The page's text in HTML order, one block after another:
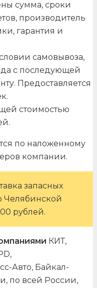
сумма, сроки
производитель
гарантия и
самовывоза,
с последующей
Предоставляется
стоимостью
по наложенному
компании.
запасных
Челябинской
рублей.
КИТ,
Авто, Байкал-
по всей России,